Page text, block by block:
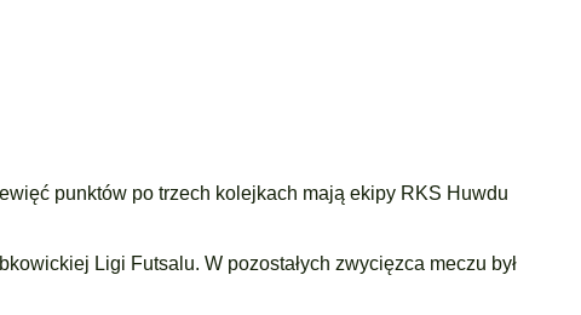
punktów po trzech kolejkach mają ekipy RKS Huwdu
Ligi Futsalu. W pozostałych zwycięzca meczu był